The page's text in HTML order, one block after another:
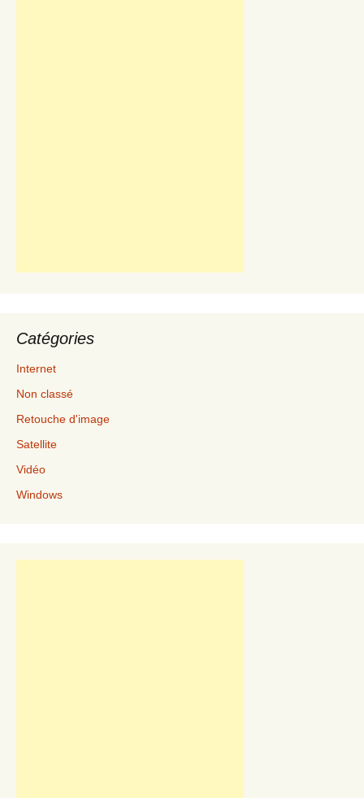
Catégories
Internet
Non classé
Retouche d'image
Satellite
Vidéo
Windows